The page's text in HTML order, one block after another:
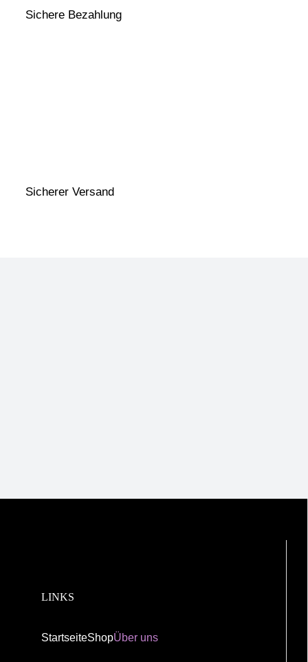
Sichere Bezahlung
Sicherer Versand
LINKS
StartseiteShopÜber uns